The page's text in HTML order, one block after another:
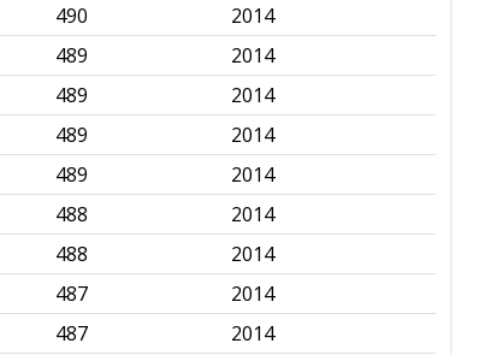
490 2014
489 2014
489 2014
489 2014
489 2014
488 2014
488 2014
487 2014
487 2014